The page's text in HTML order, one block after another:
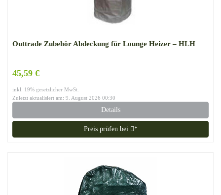
Outtrade Zubehör Abdeckung für Lounge Heizer – HLH
45,59 €
inkl. 19% gesetzlicher MwSt.
Zuletzt aktualisiert am: 9. August 2026 00:30
Details
Preis prüfen bei *